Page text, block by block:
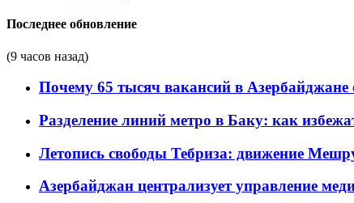
Последнее обновление
(9 часов назад)
Почему 65 тысяч вакансий в
Разделение линий метро в Баку: как
Летопись свободы Тебриза: движение
Азербайджан централизует управление